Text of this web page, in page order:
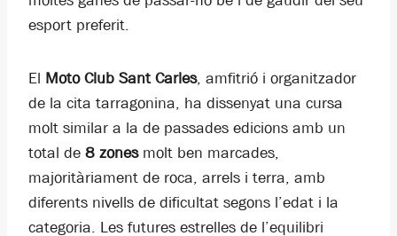
esport preferit.
El Moto Club Sant Carles, amfitrió i organitzador
de la cita tarragonina, ha dissenyat una cursa
molt similar a la de passades edicions amb un
total de 8 zonesmolt ben marcades,
majoritàriament de roca, arrels i terra, amb
diferents nivells de dificultat segons l’edat i la
categoria. Les futures estrelles de l’equilibri